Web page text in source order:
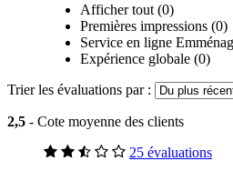
Afficher tout (0)
Premières impressions (0)
Service en ligne
Expérience globale (0)
Trier les évaluations par :
2,5 - Cote moyenne des clients
25 évaluations